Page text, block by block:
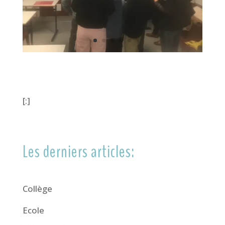
[:]
Les derniers articles:
Collège
Ecole